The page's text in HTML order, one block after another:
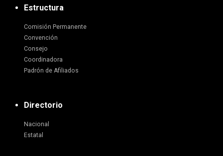
Estructura
Comisión Permanente
Convención
Consejo
Coordinadora
Padrón de Afiliados
Directorio
Nacional
Estatal